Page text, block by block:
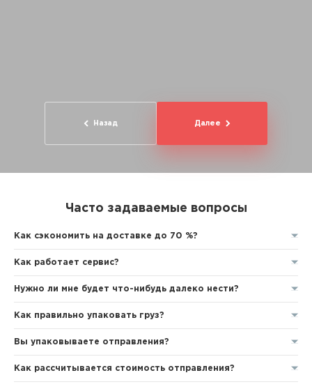
Назад Далее
Часто задаваемые вопросы
Как сэкономить на доставке до 70 %?
Как работает сервис?
Нужно ли мне будет что-нибудь далеко нести?
Как правильно упаковать груз?
Вы упаковываете отправления?
Как рассчитывается стоимость отправления?